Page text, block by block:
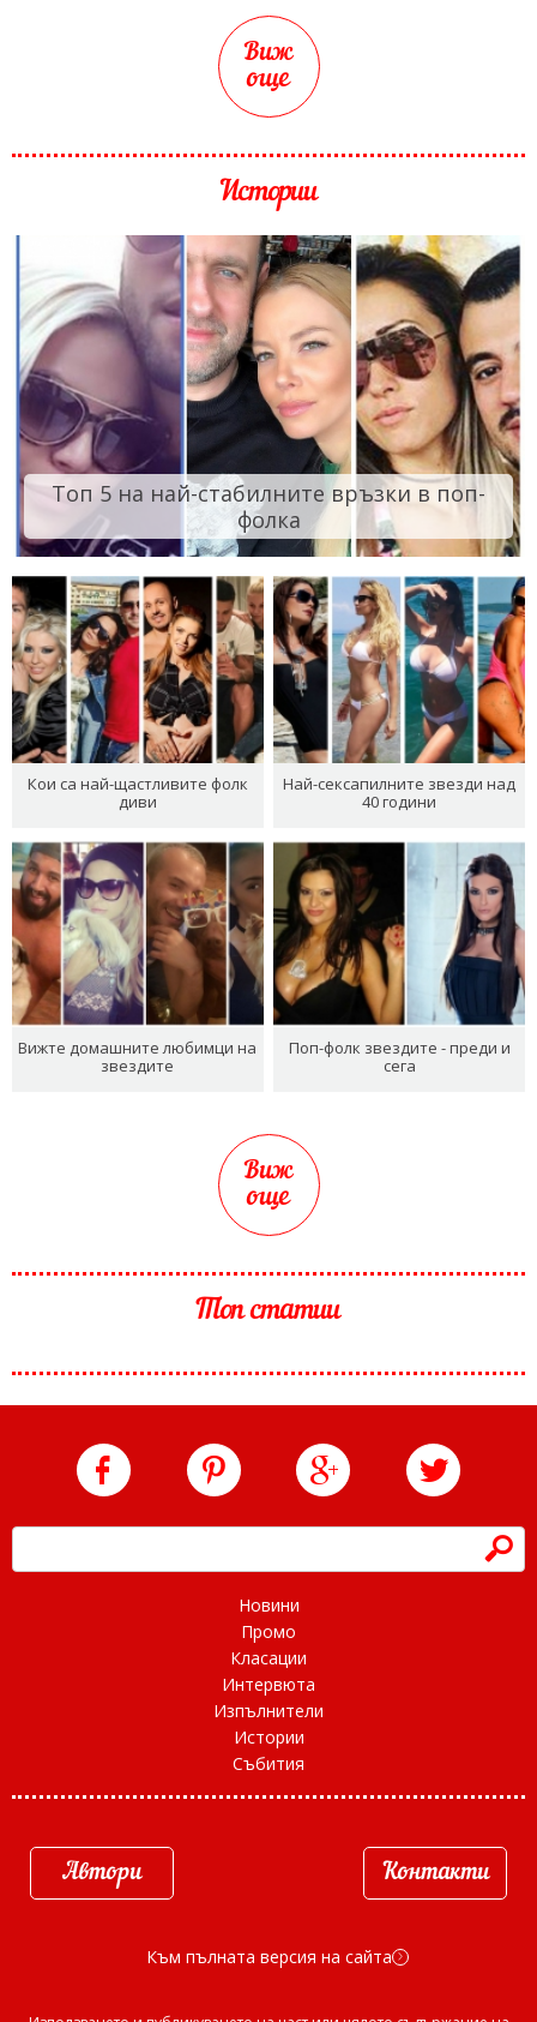
Виж
още
Истории
Топ 5 на най-стабилните връзки в поп-
фолка
Кои са най-щастливите фолк
диви
Най-сексапилните звезди над
40 години
Вижте домашните любимци на
звездите
Поп-фолк звездите - преди и
сега
Виж
още
Топ статии
h
Новини
Промо
Класации
Интервюта
Изпълнители
Истории
Събития
Автори Контакти
Към пълната версия на сайта d